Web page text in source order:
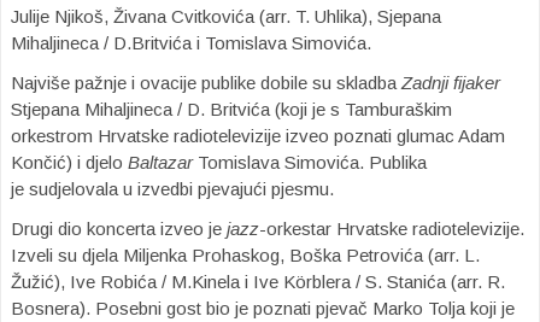
Julije Njikoš, Živana Cvitkovića (arr. T. Uhlika), Sjepana
Mihaljineca / D.Britvića i Tomislava Simovića.
Najviše pažnje i ovacije publike dobile su skladba Zadnji fijaker
Stjepana Mihaljineca / D. Britvića (koji je s Tamburaškim
orkestrom Hrvatske radiotelevizije izveo poznati glumac Adam
Končić) i djelo BaltazarTomislava Simovića. Publika
je sudjelovala u izvedbi pjevajući pjesmu.
Drugi dio koncerta izveo je jazz-orkestar Hrvatske radiotelevizije.
Izveli su djela Miljenka Prohaskog, Boška Petrovića (arr. L.
Žužić), Ive Robića / M.Kinela i Ive Körblera / S. Stanića (arr. R.
Bosnera). Posebni gost bio je poznati pjevač Marko Tolja koji je